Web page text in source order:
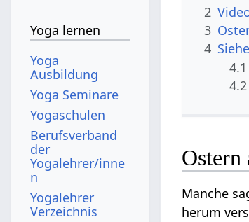
2
3
4
4.1
4.2
Ostern
Manche
herum
Yoga lernen
Yoga
Ausbildung
Yoga Seminare
Yogaschulen
Berufsverband
der
Yogalehrer/inne
n
Yogalehrer
Verzeichnis